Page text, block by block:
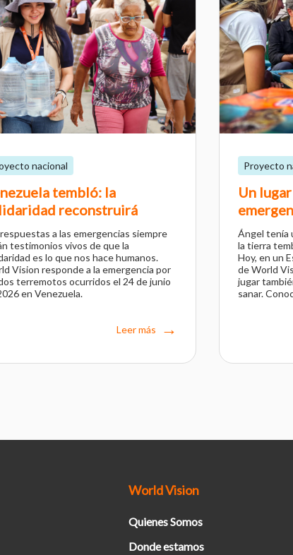
nacional
tembló: la
reconstruirá
a las emergencias siempre
testimonios vivos de que la
es lo que nos hace humanos.
Vision responde a la emergencia por
terremotos ocurridos el 24 de junio
en Venezuela.
Leer más
Proyecto
Un
Ángel tenía
la tierra
Hoy, en un
de World
jugar
sanar.
World Vision
Quienes Somos
Donde estamos